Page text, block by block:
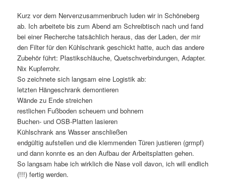
Kurz vor dem Nervenzusammenbruch luden wir in Schöneberg
ab. Ich arbeitete bis zum Abend am Schreibtisch nach und fand
bei einer Recherche tatsächlich heraus, das der Laden, der mir
den Filter für den Kühlschrank geschickt hatte, auch das andere
Zubehör führt: Plastikschläuche, Quetschverbindungen, Adapter.
Nix Kupferrohr.
So zeichnete sich langsam eine Logistik ab:
letzten Hängeschrank demontieren
Wände zu Ende streichen
restlichen Fußboden scheuern und bohnern
Buchen- und OSB-Platten lasieren
Kühlschrank ans Wasser anschließen
endgültig aufstellen und die klemmenden Türen justieren (grmpf)
und dann konnte es an den Aufbau der Arbeitsplatten gehen.
So langsam habe ich wirklich die Nase voll davon, ich will endlich
(!!!) fertig werden.